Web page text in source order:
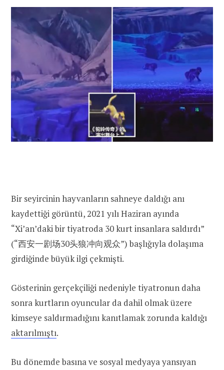
Bir seyircinin hayvanların sahneye daldığı anı
kaydettiği görüntü, 2021 yılı Haziran ayında
“Xi’an’daki bir tiyatroda 30 kurt insanlara saldırdı”
(“西安一剧场30头狼冲向观众”) başlığıyla dolaşıma
girdiğinde büyük ilgi çekmişti.
Gösterinin gerçekçiliği nedeniyle tiyatronun daha
sonra kurtların oyuncular da dahil olmak üzere
kimseye saldırmadığını kanıtlamak zorunda kaldığı
aktarılmıştı.
Bu dönemde basına ve sosyal medyaya yansıyan